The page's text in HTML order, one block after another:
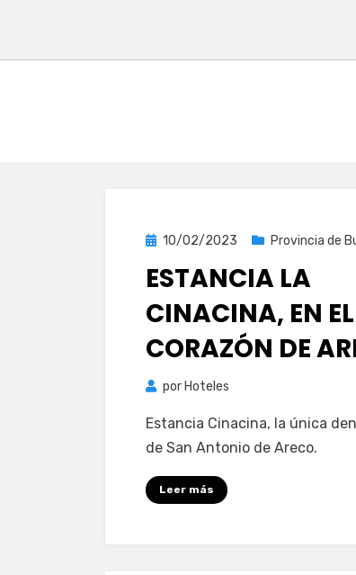
Publicada
10/02/2023 Provincia de
ESTANCIA LA
CINACINA, EN EL
CORAZÓN DE
por Hoteles
Estancia Cinacina, la única
de San Antonio de Areco.
Leer más